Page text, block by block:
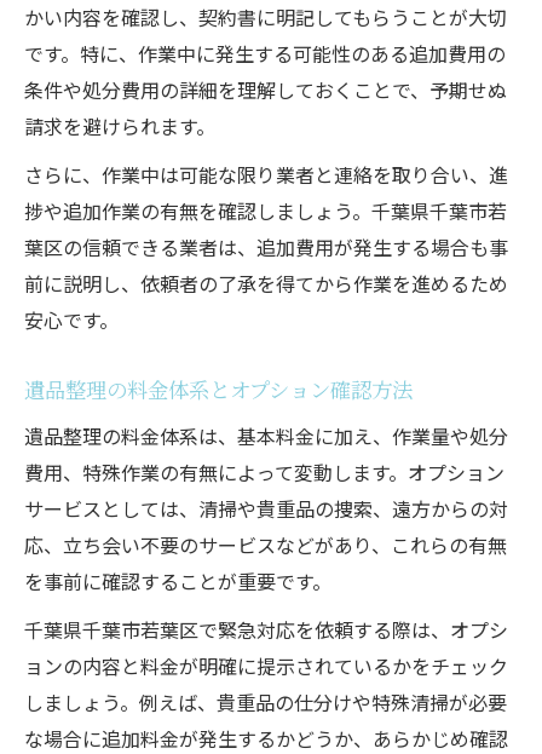
かい内容を確認し、契約書に明記してもらうことが大切
です。特に、作業中に発生する可能性のある追加費用の
条件や処分費用の詳細を理解しておくことで、予期せぬ
請求を避けられます。
さらに、作業中は可能な限り業者と連絡を取り合い、進
捗や追加作業の有無を確認しましょう。千葉県千葉市若
葉区の信頼できる業者は、追加費用が発生する場合も事
前に説明し、依頼者の了承を得てから作業を進めるため
安心です。
遺品整理の料金体系とオプション確認方法
遺品整理の料金体系は、基本料金に加え、作業量や処分
費用、特殊作業の有無によって変動します。オプション
サービスとしては、清掃や貴重品の捜索、遠方からの対
応、立ち会い不要のサービスなどがあり、これらの有無
を事前に確認することが重要です。
千葉県千葉市若葉区で緊急対応を依頼する際は、オプシ
ョンの内容と料金が明確に提示されているかをチェック
しましょう。例えば、貴重品の仕分けや特殊清掃が必要
な場合に追加料金が発生するかどうか、あらかじめ確認